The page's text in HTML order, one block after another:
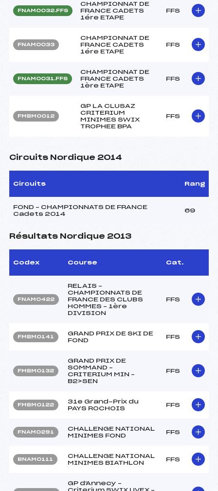
FNAM0032.FFS
CHAMPIONNAT DE
FRANCE CADETS
1ére ETAPE
FFS
FNAM0033
CHAMPIONNAT DE
FRANCE CADETS
1ére ETAPE
FFS
FNAM0031.FFS
CHAMPIONNAT DE
FRANCE CADETS
1ère ETAPE
FFS
FMBM0012
GP LA CLUSAZ
CRITERIUM
MINIMES SWIX
TROPHEE BPA
FFS
Circuits Nordique 2014
Circuits Rang
FOND – CHAMPIONNATS DE FRANCE
Cadets 2014
69
Résultats Nordique 2013
Codex Course Cat.
FNAM0422
RELAIS –
CHAMPIONNATS DE
FRANCE DES CLUBS
HOMMES – 1ère
DIVISION
FFS
FMBM0141
GRAND PRIX DE SKI DE
FOND
FFS
FMBM0132
GRAND PRIX DE
SOMMAND –
CRITERIUM MIN –
B2>SEN
FFS
FMBM0122
31e Grand-Prix du
PAYS ROCHOIS
FFS
FNAM0291
CHALLENGE NATIONAL
MINIMES FOND
FFS
BNAM0111
CHALLENGE NATIONAL
MINIMES BIATHLON
FFS
GP d'Annecy –
Criterium SWIX UVEX –